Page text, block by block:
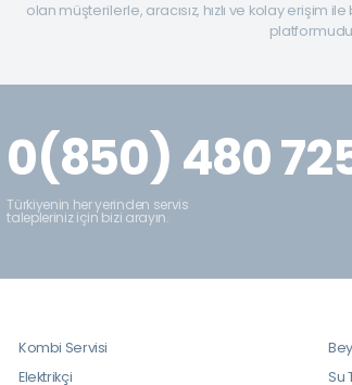
olan müşterilerle, aracısız, hızlı ve kolay erişim
0(850) 480
Türkiyenin her yerinden servis
talepleriniz için bizi arayın.
Kombi Servisi
Elektrikçi Su